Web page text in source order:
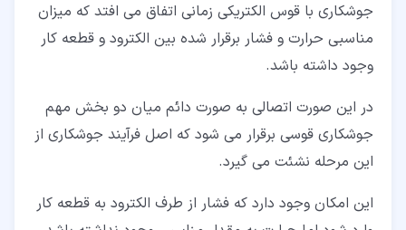
جوشکاری با قوس الکتریکی زمانی اتفاق می افتد که میزان
مناسبی حرارت و فشار برقرار شده بین الکترود و قطعه کار
وجود داشته باشد.
در این صورت اتصالی به صورت دائم میان دو بخش مهم
جوشکاری قوسی برقرار می شود که اصل فرآیند جوشکاری از
این مرحله نشئت می گیرد.
این امکان وجود دارد که فشار از طرف الکترود به قطعه کار